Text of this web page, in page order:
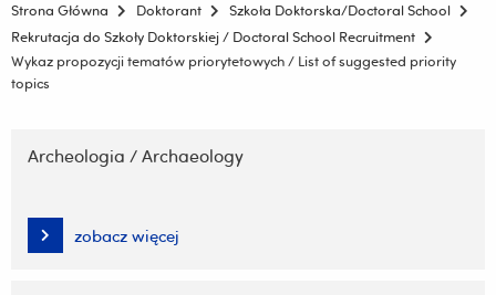
Strona Główna Doktorant
Szkoła Doktorska/Doctoral School
Rekrutacja do Szkoły Doktorskiej / Doctoral School Recruitment
Wykaz propozycji tematów priorytetowych / List of suggested priority
topics
nawigację
treści
Archeologia / Archaeology
zobacz więcej